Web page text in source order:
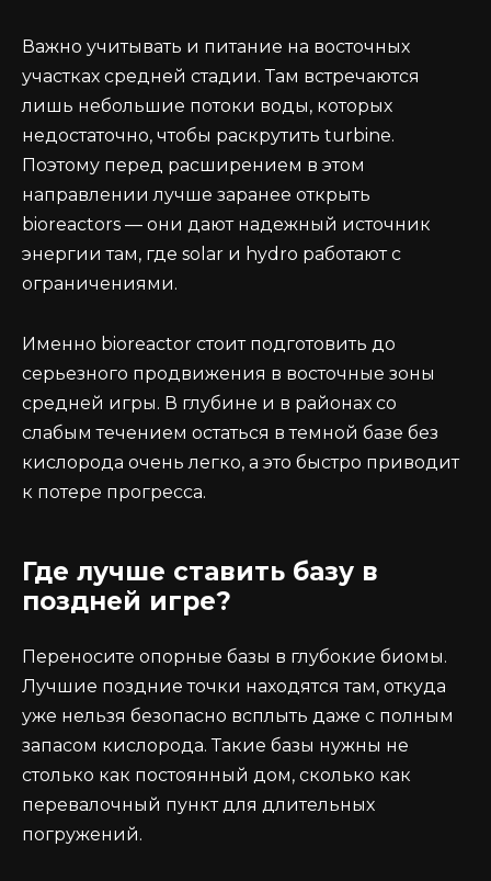
Важно учитывать и питание на восточных
участках средней стадии. Там встречаются
лишь небольшие потоки воды, которых
недостаточно, чтобы раскрутить turbine.
Поэтому перед расширением в этом
направлении лучше заранее открыть
bioreactors — они дают надежный источник
энергии там, где solar и hydro работают с
ограничениями.
Именно bioreactor стоит подготовить до
серьезного продвижения в восточные зоны
средней игры. В глубине и в районах со
слабым течением остаться в темной базе без
кислорода очень легко, а это быстро приводит
к потере прогресса.
Где лучше ставить базу в
поздней игре?
Переносите опорные базы в глубокие биомы.
Лучшие поздние точки находятся там, откуда
уже нельзя безопасно всплыть даже с полным
запасом кислорода. Такие базы нужны не
столько как постоянный дом, сколько как
перевалочный пункт для длительных
погружений.